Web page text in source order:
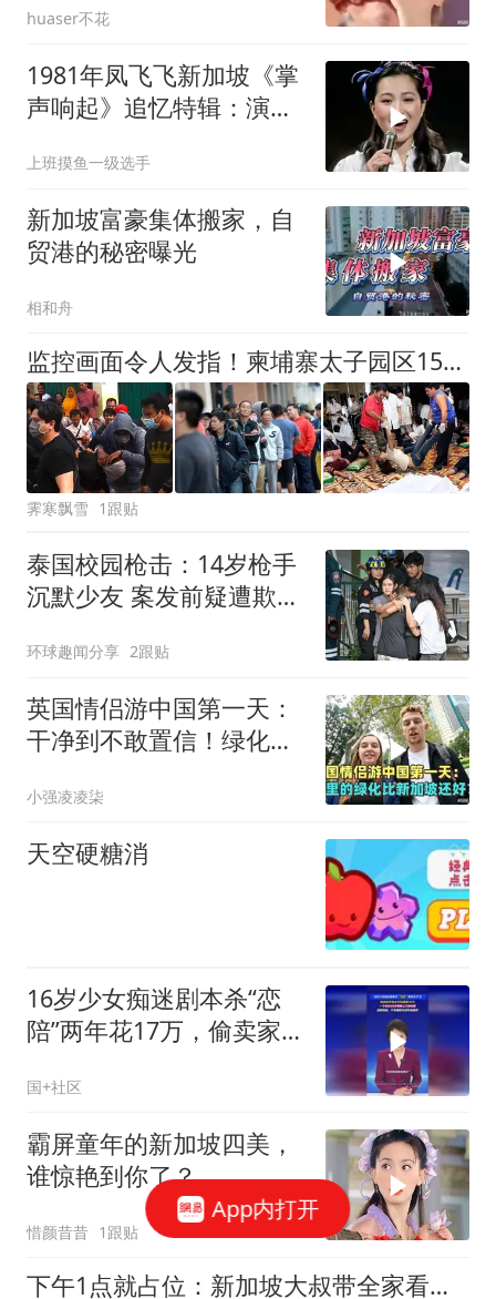
huaser不花
1981年凤飞飞新加坡《掌
声响起》追忆特辑：演唱
上班摸鱼一级选手
新加坡富豪集体搬家，自
贸港的秘密曝光
相和舟
监控画面令人发指！柬埔寨太子园区15人围殴4名中国人，1死3重伤
霁寒飘雪 1跟贴
泰国校园枪击：14岁枪手
沉默少友 案发前疑遭欺凌
环球趣闻分享 2跟贴
英国情侣游中国第一天：
干净到不敢置信！绿化比
小强凌凌柒
天空硬糖消
16岁少女痴迷剧本杀“恋
陪”两年花17万，偷卖家中
国+社区
霸屏童年的新加坡四美，
谁惊艳到你了？
惜颜昔昔 1跟贴
下午1点就占位：新加坡大叔带全家看烟花，等10年只为现场听口令
App内打开